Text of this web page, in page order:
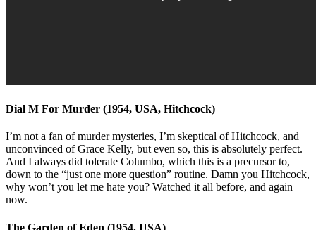
Dial M For Murder (1954, USA, Hitchcock)
I’m not a fan of murder mysteries, I’m skeptical of Hitchcock, and
unconvinced of Grace Kelly, but even so, this is absolutely perfect.
And I always did tolerate Columbo, which this is a precursor to,
down to the “just one more question” routine. Damn you Hitchcock,
why won’t you let me hate you? Watched it all before, and again
now.
The Garden of Eden (1954, USA)